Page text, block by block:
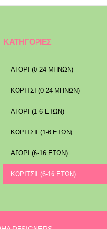
ΚΑΤΗΓΟΡΙΕΣ
ΑΓΟΡΙ (0-24 ΜΗΝΩΝ)
ΚΟΡΙΤΣΙ (0-24 ΜΗΝΩΝ)
ΑΓΟΡΙ (1-6 ΕΤΩΝ)
ΚΟΡΙΤΣΙΙ (1-6 ΕΤΩΝ)
ΑΓΟΡΙ (6-16 ΕΤΩΝ)
ΚΟΡΙΤΣΙΙ (6-16 ΕΤΩΝ)